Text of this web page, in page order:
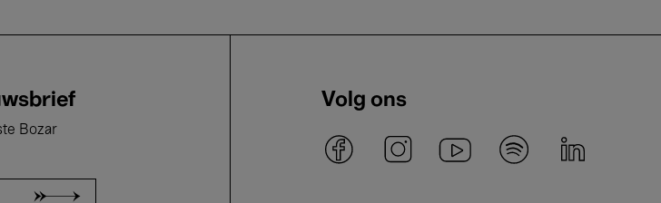
Bozar
Volg ons